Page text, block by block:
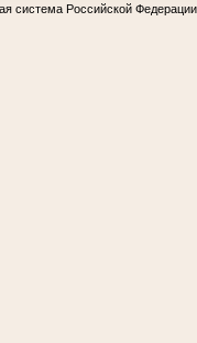
система Российской